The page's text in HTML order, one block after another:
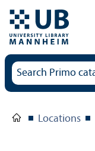
Locations